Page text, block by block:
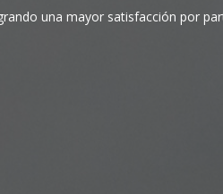
una mayor satisfacción por